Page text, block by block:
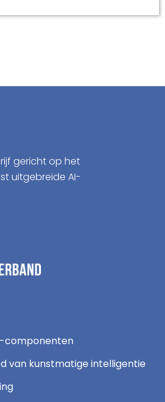
gericht op het
uitgebreide AI-
componenten
van kunstmatige intelligentie